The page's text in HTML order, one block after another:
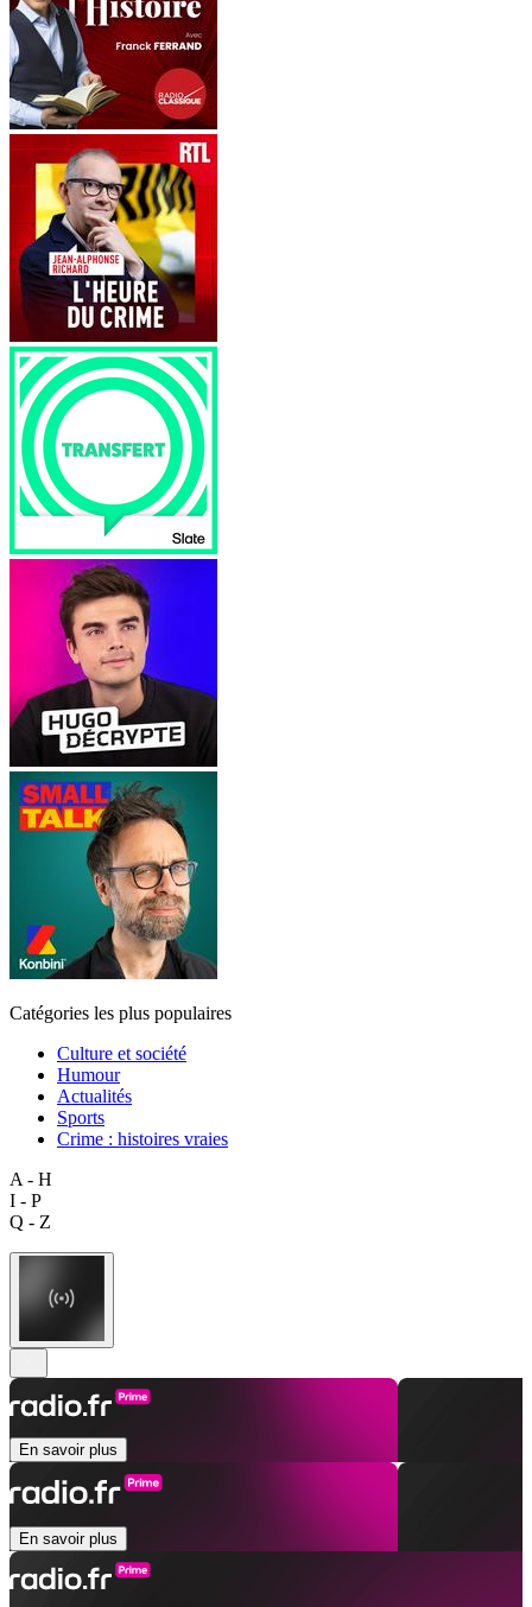
Catégories les plus populaires
Culture et société
Humour
Actualités
Sports
Crime : histoires vraies
A - H
I - P
Q - Z
En savoir plus
En savoir plus